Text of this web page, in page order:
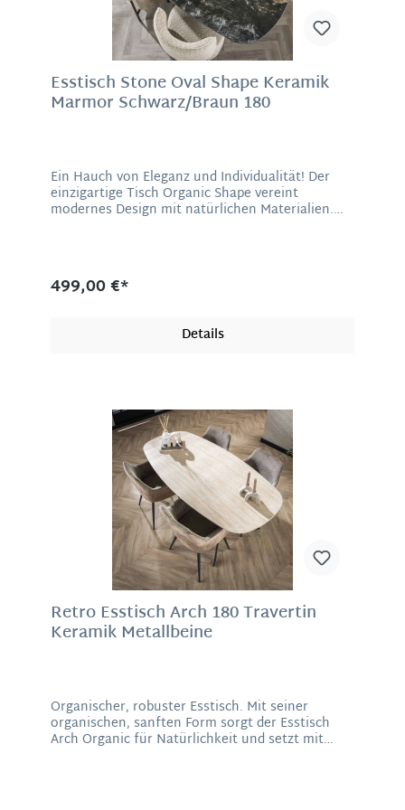
Esstisch Stone Oval Shape Keramik
Marmor Schwarz/Braun 180
Ein Hauch von Eleganz und Individualität! Der
einzigartige Tisch Organic Shape vereint
modernes Design mit natürlichen Materialien.
Atmosphäre. Die Oberfläche besteht aus einer
eleganten Keramikplatte in Marmoroptik.
Oberfläche des Werkstoffs ist keine Schimmel-
einfach reinigen lässt. Die Platte wird von einem
modernen Spidergestell getragen, das nicht nur
stabil und robust ist, sondern auch ein echter
Hingucker. Die verästelte Struktur des Gestells
sorgt für eine stabile Konstruktion. Der Esstisch
ist ideal für gemütliche Abendessen, gesellige
Runden oder als stilvolles Statement-Piece in
Ihrem Esszimmer. Material: Keramik in
individueller Marmoroptik, MetallMaße: 76 x 180
x 90 cm (H/B/T)Gewicht: 60 kg
499,00 €*
Details
Retro Esstisch Arch 180 Travertin
Keramik Metallbeine
Organischer, robuster Esstisch. Mit seiner
organischen, sanften Form sorgt der Esstisch
Arch Organic für Natürlichkeit und setzt mit
Mit diesem großen Tisch erhalten Sie ein